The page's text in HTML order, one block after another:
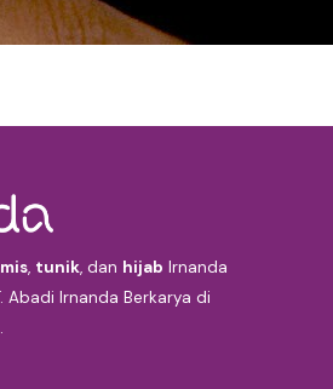
, tunik, dan hijab Irnanda
Abadi Irnanda Berkarya di